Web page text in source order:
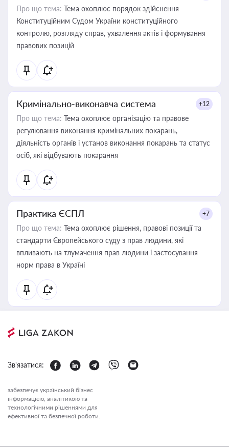
Про що тема: Тема охоплює порядок здійснення
Конституційним Судом України конституційного
контролю, розгляду справ, ухвалення актів і формування
правових позицій
Кримінально-виконавча система +12
Про що тема: Тема охоплює організацію та правове
регулювання виконання кримінальних покарань,
діяльність органів і установ виконання покарань та статус
осіб, які відбувають покарання
Практика ЄСПЛ +7
Про що тема: Тема охоплює рішення, правові позиції та
стандарти Європейського суду з прав людини, які
впливають на тлумачення прав людини і застосування
норм права в Україні
Зв'язатися:
забезпечує український бізнес
інформацією, аналітикою та
технологічними рішеннями для
ефективної та безпечної роботи.